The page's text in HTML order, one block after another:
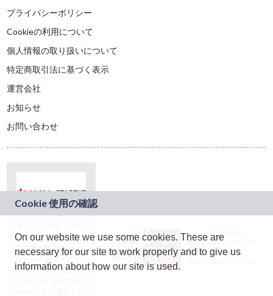
プライバシーポリシー
Cookieの利用について
個人情報の取り扱いについて
特定商取引法に基づく表示
運営会社
お知らせ
お問い合わせ
ドコモグループの新
規事業創出プログラ
ム「docomo
STARTUP」を通じて
JASRAC許諾番号：
9024936001Y45037
JASRAC許諾番号：
On our website we use some cookies. These are
necessary for our site to work properly and to give us
information about how our site is used.